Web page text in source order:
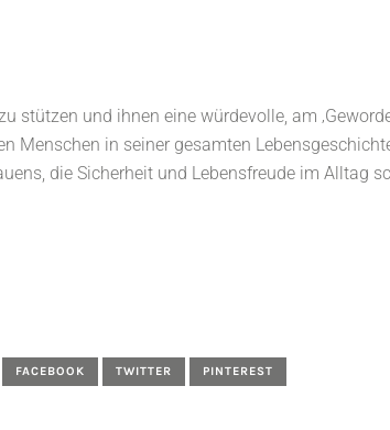
stützen und ihnen eine würdevolle, am
Menschen in seiner gesamten
die Sicherheit und Lebensfreude im Alltag
FACEBOOK TWITTER PINTEREST